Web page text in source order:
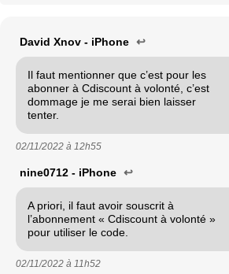
David Xnov - iPhone ↩
Il faut mentionner que c’est pour les
abonner à Cdiscount à volonté, c’est
dommage je me serai bien laisser
tenter.
02/11/2022 à 12h55
nine0712 - iPhone ↩
A priori, il faut avoir souscrit à
l’abonnement « Cdiscount à volonté »
pour utiliser le code.
02/11/2022 à 11h52